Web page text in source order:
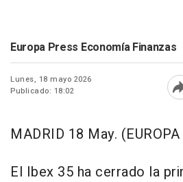
Europa Press Economía Finanzas
Lunes, 18 mayo 2026
Publicado: 18:02
MADRID 18 May.
El Ibex 35 ha cerrado la